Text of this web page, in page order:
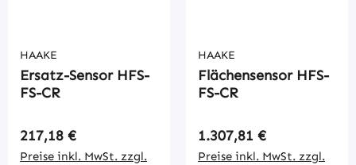
HAAKE
Ersatz-Sensor HFS-
FS-CR
Regulärer Preis:
217,18 €
Preise inkl. MwSt. zzgl.
HAAKE
Flächensensor HFS-
FS-CR
Regulärer Preis:
1.307,81 €
Preise inkl. MwSt. zzgl.